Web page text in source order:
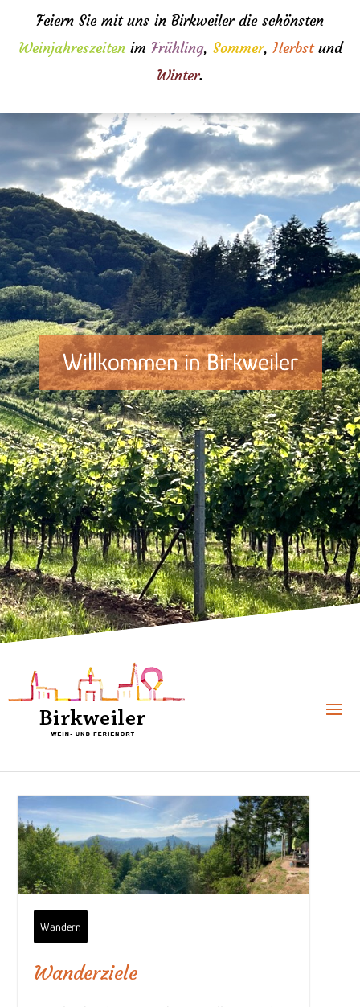
Feiern Sie mit uns in Birkweiler die schönsten
Weinjahreszeitenim Frühling, Sommer,Herbstund
Winter.
Willkommen in Birkweiler
Wandern
Wanderziele